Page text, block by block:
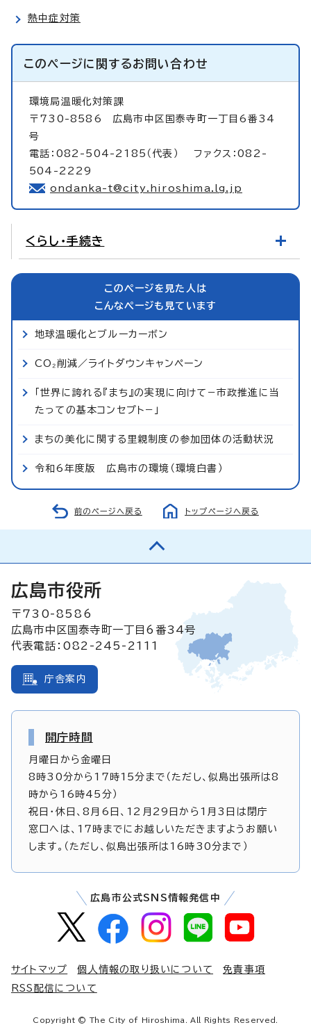
熱中症対策
このページに関するお問い合わせ
環境局温暖化対策課
〒730-8586 広島市中区国泰寺町一丁目6番34
号
電話：082-504-2185（代表） ファクス：082-
504-2229
ondanka-t@city.hiroshima.lg.jp
くらし・手続き
このページを見た人は
こんなページも見ています
地球温暖化とブルーカーボン
CO₂削減／ライトダウンキャンペーン
「世界に誇れる『まち』の実現に向けて−市政推進に当
たっての基本コンセプト−」
まちの美化に関する里親制度の参加団体の活動状況
令和6年度版 広島市の環境（環境白書）
前のページへ戻る トップページへ戻る
広島市役所
〒730-8586
広島市中区国泰寺町一丁目6番34号
代表電話：082-245-2111
庁舎案内
開庁時間
月曜日から金曜日
8時30分から17時15分まで（ただし、似島出張所は8
時から16時45分）
祝日・休日、8月6日、12月29日から1月3日は閉庁
窓口へは、17時までにお越しいただきますようお願い
します。（ただし、似島出張所は16時30分まで）
広島市公式SNS情報発信中
サイトマップ 個人情報の取り扱いについて
免責事項
RSS配信について
Copyright © The City of Hiroshima. All Rights Reserved.